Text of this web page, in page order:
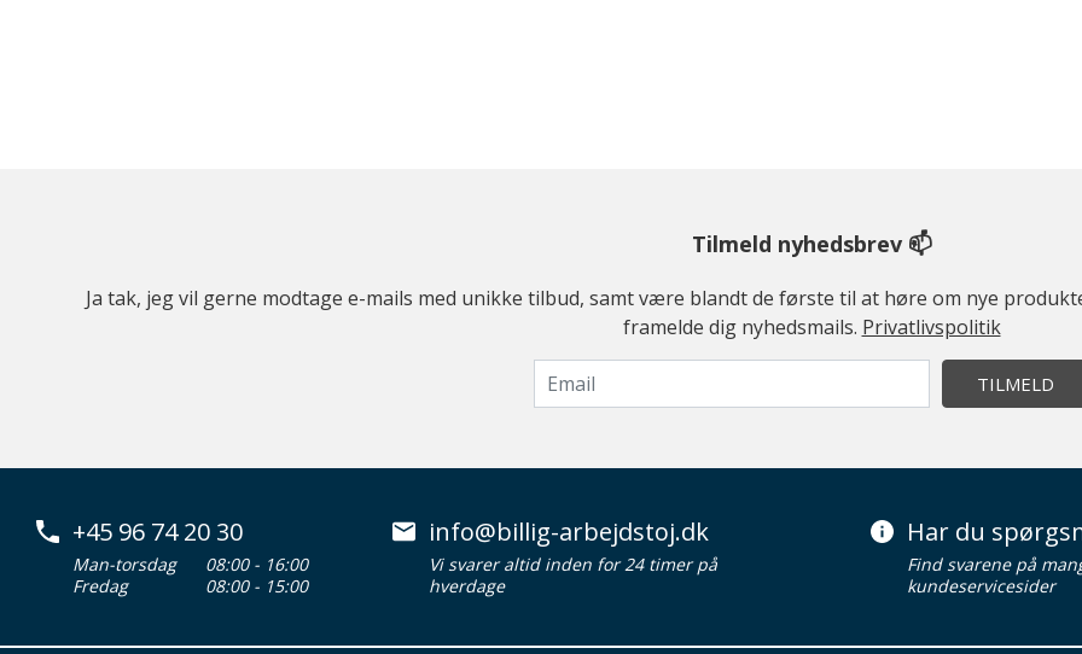
Tilmeld nyhedsbrev 📫
Ja tak, jeg vil gerne modtage e-mails med unikke tilbud, samt være blandt de første til at høre om nye
framelde dig nyhedsmails. Privatlivspolitik
TILMELD
+45 96 74 20 30
Man-torsdag
08:00 - 16:00
Fredag
08:00 - 15:00
info@billig-arbejdstoj.dk
Vi svarer altid inden for 24 timer på
hverdage
Har du
Find svarene på
kundeservicesider